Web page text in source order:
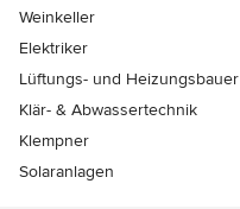
Weinkeller
Elektriker
Lüftungs- und Heizungsbauer
Klär- & Abwassertechnik
Klempner
Solaranlagen